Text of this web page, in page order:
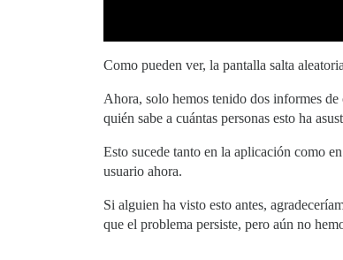
Como pueden ver, la pantalla salta
Ahora, solo hemos tenido dos informes
quién sabe a cuántas personas esto ha
Esto sucede tanto en la aplicación como
usuario ahora.
Si alguien ha visto esto antes,
que el problema persiste, pero aún no